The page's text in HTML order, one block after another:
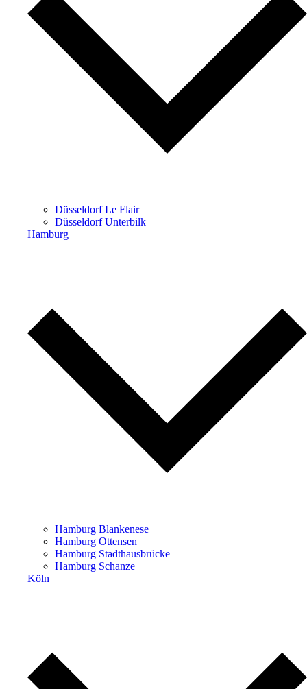
Düsseldorf Le Flair
Düsseldorf Unterbilk
Hamburg
Hamburg Blankenese
Hamburg Ottensen
Hamburg Stadthausbrücke
Hamburg Schanze
Köln